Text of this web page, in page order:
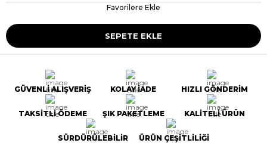
Favorilere Ekle
GÜVENLİ ALIŞVERİŞ KOLAY İADE HIZLI GÖNDERİM
TAKSİTLİ ÖDEME ŞIK PAKETLEME KALİTELİ ÜRÜN
SÜRDÜRÜLEBİLİR ÜRÜN ÇEŞİTLİLİĞİ